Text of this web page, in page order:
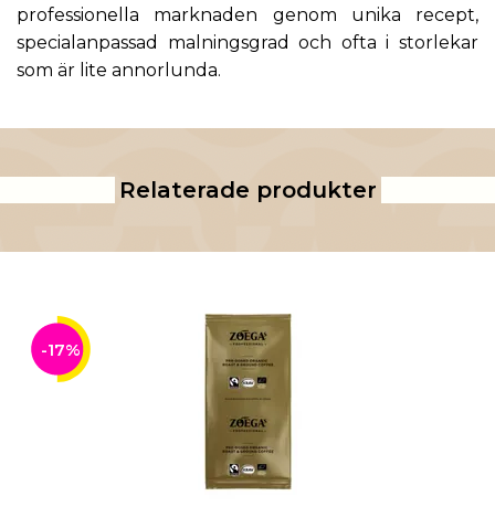
professionella marknaden genom unika recept,
specialanpassad malningsgrad och ofta i storlekar
som är lite annorlunda.
Relaterade produkter
-17%